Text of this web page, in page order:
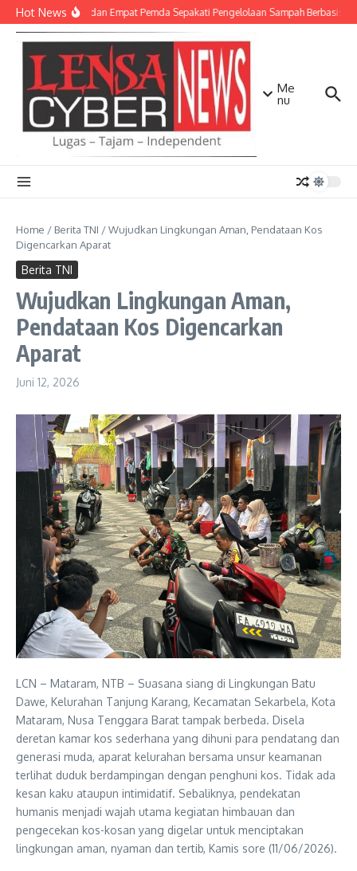
Lewati ke konten
Hot NewsTNI AD dan Empat Pemda Sepakati Pengelolaan Sampah Berbasis
Me
nu
Home / Berita TNI /Wujudkan Lingkungan Aman, Pendataan Kos
Digencarkan Aparat
Berita TNI
Wujudkan Lingkungan Aman,
Pendataan Kos Digencarkan
Aparat
Juni 12, 2026
LCN – Mataram, NTB – Suasana siang di Lingkungan Batu
Dawe, Kelurahan Tanjung Karang, Kecamatan Sekarbela, Kota
Mataram, Nusa Tenggara Barat tampak berbeda. Disela
deretan kamar kos sederhana yang dihuni para pendatang dan
generasi muda, aparat kelurahan bersama unsur keamanan
terlihat duduk berdampingan dengan penghuni kos. Tidak ada
kesan kaku ataupun intimidatif. Sebaliknya, pendekatan
humanis menjadi wajah utama kegiatan himbauan dan
pengecekan kos-kosan yang digelar untuk menciptakan
lingkungan aman, nyaman dan tertib, Kamis sore (11/06/2026).